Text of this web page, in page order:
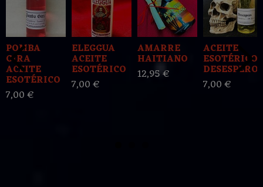
POMBA
GIRA
ACEITE
ESOTÉRICO
7,00 €
ELEGGUA
ACEITE
ESOTÉRICO
7,00 €
AMARRE
HAITIANO
12,95 €
ACEITE
ESOTÉRICO
DESESPERO
7,00 €